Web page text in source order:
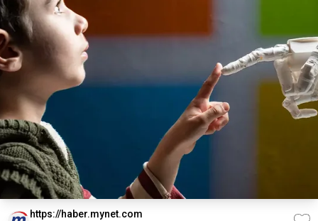
https://haber.mynet.com